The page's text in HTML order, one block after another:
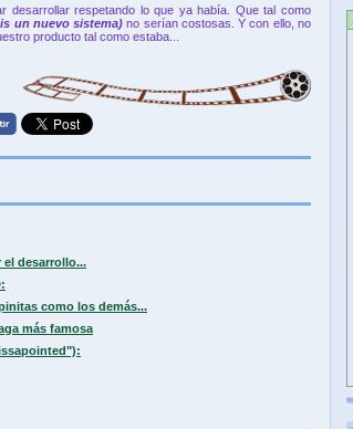
desarrollar respetando lo que ya había. Que tal como
un nuevo sistema) no serían costosas. Y con ello, no
producto tal como estaba...
el desarrollo...
como los demás...
más famosa